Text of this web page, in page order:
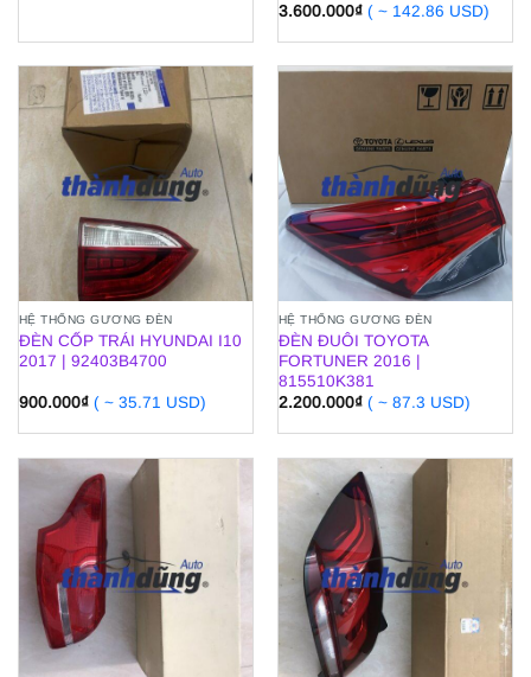
3.600.000₫ ( ~ 142.86 USD)
HỆ THỐNG GƯƠNG ĐÈN
ĐÈN CỐP TRÁI HYUNDAI I10
2017 | 92403B4700
900.000₫ ( ~ 35.71 USD)
HỆ THỐNG GƯƠNG ĐÈN
ĐÈN ĐUÔI TOYOTA
FORTUNER 2016 |
815510K381
2.200.000₫ ( ~ 87.3 USD)